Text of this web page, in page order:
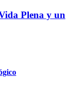
Plena y un